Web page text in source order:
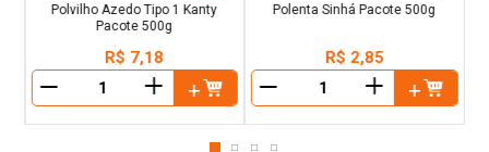
Polvilho Azedo Tipo 1 Kanty
Pacote 500g
R$ 7,18
＋
Polenta Sinhá Pacote 500g
R$ 2,85
＋